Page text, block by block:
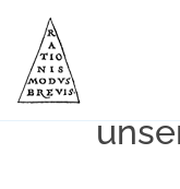
Einfache